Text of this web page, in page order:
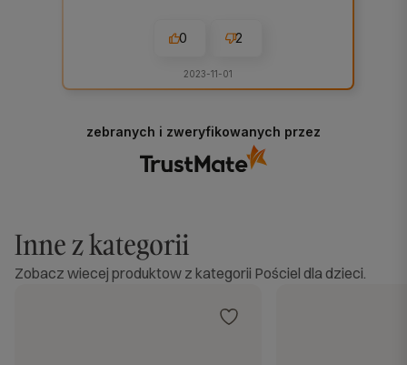
Opinia dotyczy podobnego produktu:
2x 50x70
0 2
2023-11-01
zebranych i zweryfikowanych przez
Inne z kategorii
Zobacz wiecej produktow z kategorii Pościel dla dzieci.